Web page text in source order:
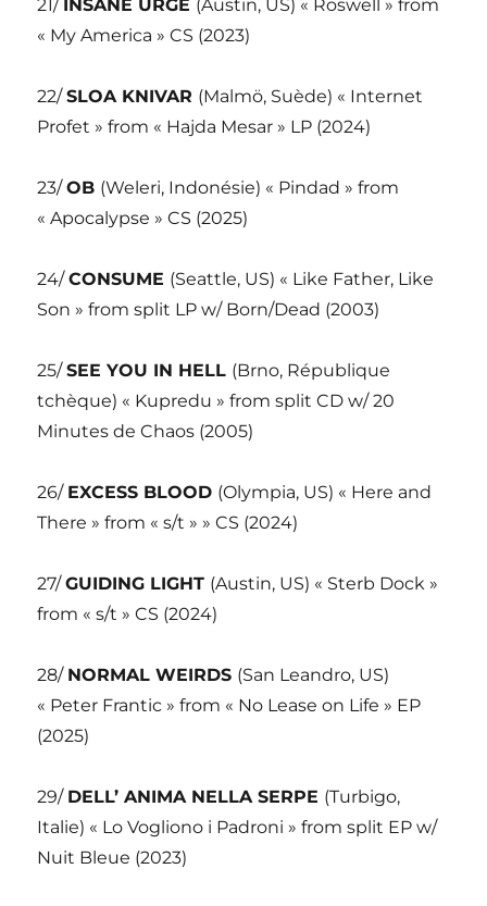
21/ INSANE URGE (Austin, US) « Roswell » from
« My America » CS (2023)
22/SLOA KNIVAR (Malmö, Suède) « Internet
Profet » from « Hajda Mesar » LP (2024)
23/OB (Weleri, Indonésie) « Pindad » from
« Apocalypse » CS (2025)
24/CONSUME (Seattle, US) « Like Father, Like
Son » from split LP w/ Born/Dead (2003)
25/SEE YOU IN HELL (Brno, République
tchèque) « Kupredu » from split CD w/ 20
Minutes de Chaos (2005)
26/ EXCESS BLOOD (Olympia, US) « Here and
There » from « s/t » » CS (2024)
27/GUIDING LIGHT (Austin, US) « Sterb Dock »
from « s/t » CS (2024)
28/ NORMAL WEIRDS (San Leandro, US)
« Peter Frantic » from « No Lease on Life » EP
(2025)
29/ DELL’ ANIMA NELLA SERPE (Turbigo,
Italie) « Lo Vogliono i Padroni » from split EP w/
Nuit Bleue (2023)